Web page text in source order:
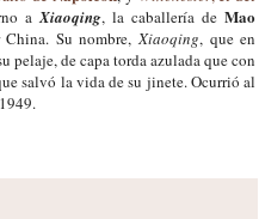
aXiaoqing, la caballería deMao
China. Su nombre,Xiaoqing, que en
pelaje, de capa torda azulada que con
salvó la vida de su jinete. Ocurrió al